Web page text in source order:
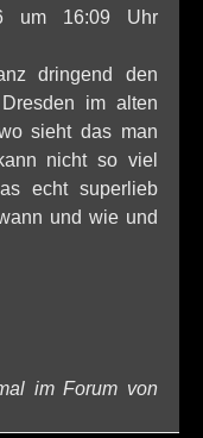
um 16:09 Uhr
dringend den
im alten
sieht das man
nicht so viel
echt superlieb
und wie und
im Forum von